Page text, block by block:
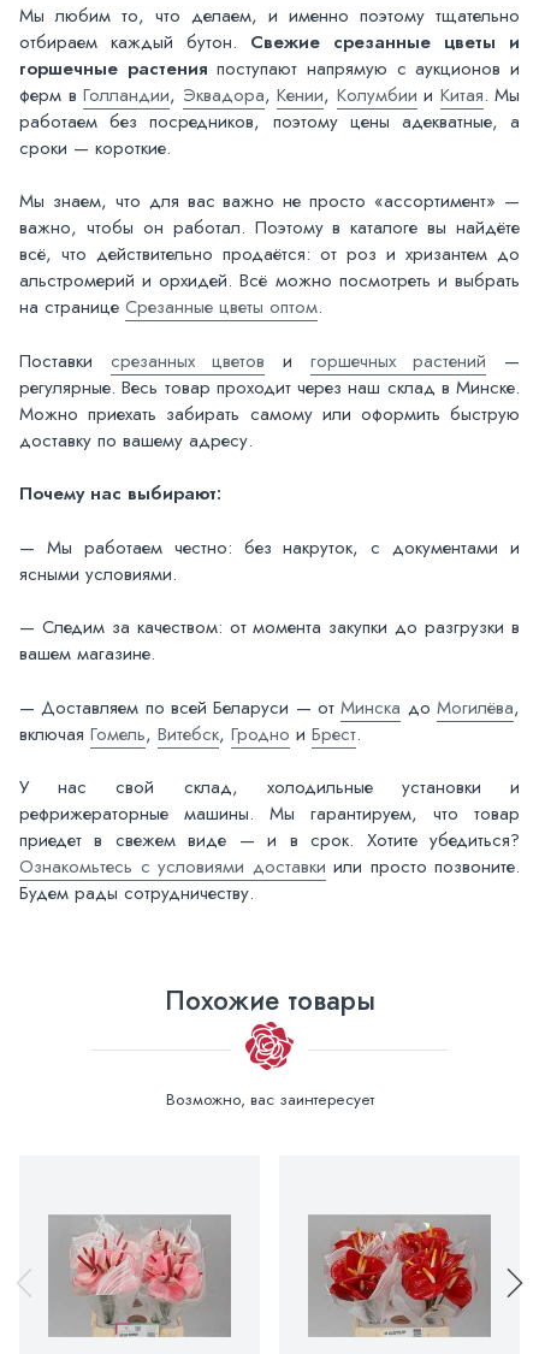
Мы любим то, что делаем, и именно поэтому тщательно
отбираем каждый бутон. Свежие срезанные цветы и
горшечные растения поступают напрямую с аукционов и
ферм в Голландии, Эквадора, Кении, Колумбии и Китая. Мы
работаем без посредников, поэтому цены адекватные, а
сроки — короткие.
Мы знаем, что для вас важно не просто «ассортимент» —
важно, чтобы он работал. Поэтому в каталоге вы найдёте
всё, что действительно продаётся: от роз и хризантем до
альстромерий и орхидей. Всё можно посмотреть и выбрать
на странице Срезанные цветы оптом.
Поставки срезанных цветов и горшечных растений —
регулярные. Весь товар проходит через наш склад в Минске.
Можно приехать забирать самому или оформить быструю
доставку по вашему адресу.
Почему нас выбирают:
— Мы работаем честно: без накруток, с документами и
ясными условиями.
— Следим за качеством: от момента закупки до разгрузки в
вашем магазине.
— Доставляем по всей Беларуси — отМинска доМогилёва,
включая Гомель, Витебск, Гродно и Брест.
У нас свой склад, холодильные установки и
рефрижераторные машины. Мы гарантируем, что товар
приедет в свежем виде — и в срок. Хотите убедиться?
Ознакомьтесь с условиями доставки или просто позвоните.
Будем рады сотрудничеству.
Похожие товары
Возможно, вас заинтересует